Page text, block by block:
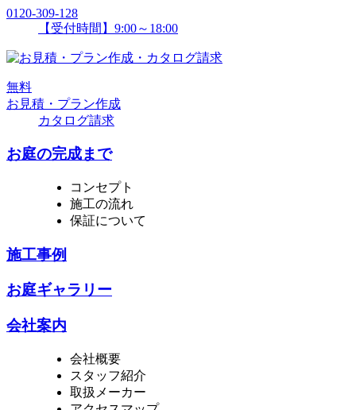
0120-309-128
【受付時間】9:00～18:00
無料
お見積・プラン作成
カタログ請求
お庭の完成まで
コンセプト
施工の流れ
保証について
施工事例
お庭ギャラリー
会社案内
会社概要
スタッフ紹介
取扱メーカー